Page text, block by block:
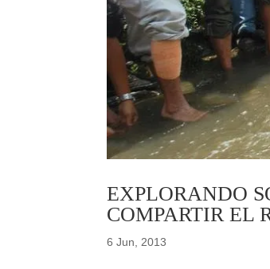
EXPLORANDO
COMPARTIR EL
6 Jun, 2013